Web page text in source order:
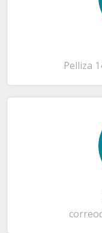
Pelliza
correo